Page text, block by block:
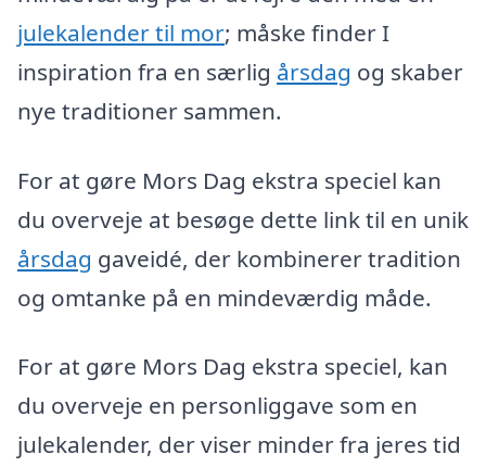
julekalender til mor; måske finder I
inspiration fra en særlig årsdag og skaber
nye traditioner sammen.
For at gøre Mors Dag ekstra speciel kan
du overveje at besøge dette link til en unik
årsdag gaveidé, der kombinerer tradition
og omtanke på en mindeværdig måde.
For at gøre Mors Dag ekstra speciel, kan
du overveje en personliggave som en
julekalender, der viser minder fra jeres tid